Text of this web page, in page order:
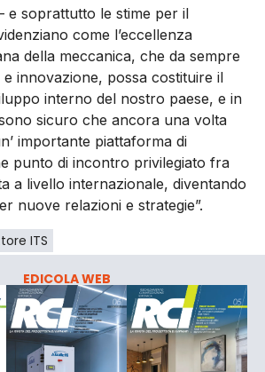
e soprattutto le stime per il
come l’eccellenza
della meccanica, che da sempre
innovazione, possa costituire il
interno del nostro paese, e in
sicuro che ancora una volta
importante piattaforma di
punto di incontro privilegiato fra
a livello internazionale, diventando
nuove relazioni e strategie”.
ITS
EDICOLA WEB